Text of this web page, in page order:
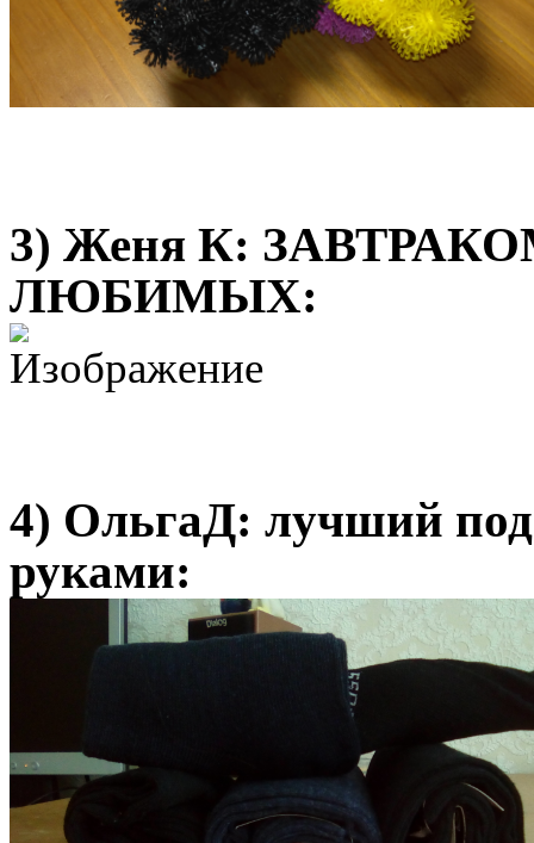
3) Женя К:
ЛЮБИМЫХ:
4) ОльгаД: лучший
руками: